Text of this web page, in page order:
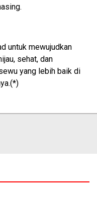
untuk mewujudkan
sehat, dan
yang lebih baik di